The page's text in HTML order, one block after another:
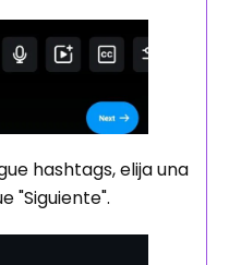
hashtags, elija una
"Siguiente".